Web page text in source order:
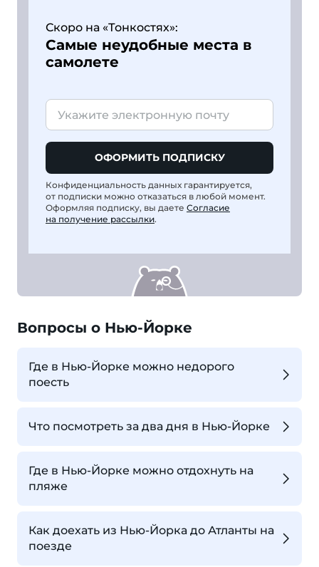
Скоро на «Тонкостях»:
Самые неудобные места в
самолете
ОФОРМИТЬ ПОДПИСКУ
Конфиденциальность данных гарантируется,
от подписки можно отказаться в любой момент.
Оформляя подписку, вы даете Согласие
на получение рассылки.
Вопросы о Нью-Йорке
Где в Нью-Йорке можно недорого
поесть
Что посмотреть за два дня в Нью-Йорке
Где в Нью-Йорке можно отдохнуть на
пляже
Как доехать из Нью-Йорка до Атланты на
поезде